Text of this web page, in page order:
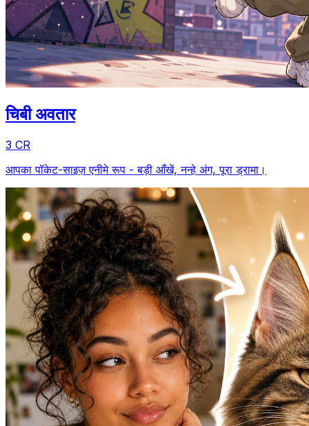
चिबी अवतार
3 CR
आपका पॉकेट-साइज़ एनीमे रूप - बड़ी आँखें, नन्हे अंग, पूरा ड्रामा।